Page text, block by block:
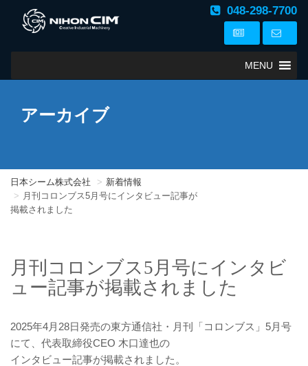
048-298-7700
MENU
アーカイブ
日本シーム株式会社
新着情報
月刊コロンブス5月号にインタビュー記事が
掲載されました
月刊コロンブス5月号にインタビ
ュー記事が掲載されました
2025年4月28日発売の東方通信社・月刊「コロンブス」5月号
にて、代表取締役CEO 木口達也の
インタビュー記事が掲載されました。